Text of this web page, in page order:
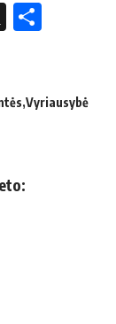
X
Vyriausybė